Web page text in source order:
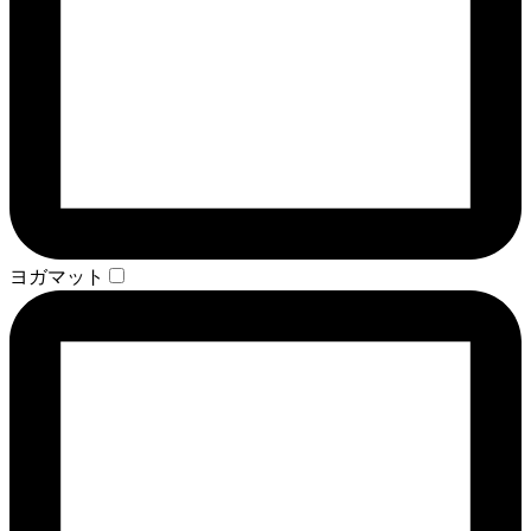
ヨガマット